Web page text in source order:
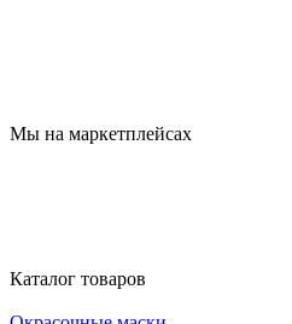
Мы на маркетплейсах
Каталог товаров